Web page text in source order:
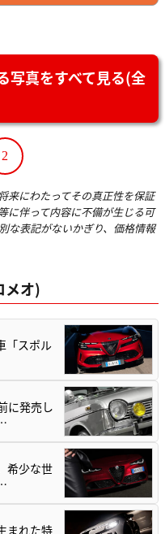
写真をすべて見る(全
2
来にわたってその真正性を保証
に伴って内容に不備が生じる可
な表記がないかぎり、価格情報
メオ)
「スポル
に発売し
希少な世
まれた特